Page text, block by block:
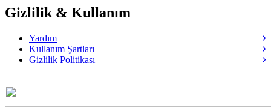
Gizlilik & Kullanım
Yardım
Kullanım Şartları
Gizlilik Politikası